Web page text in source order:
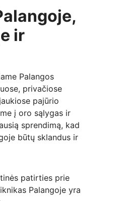
ir
Palangos
privačiose
pajūrio
į oro sąlygas ir
sprendimą, kad
būtų sklandus ir
patirties prie
Palangoje yra